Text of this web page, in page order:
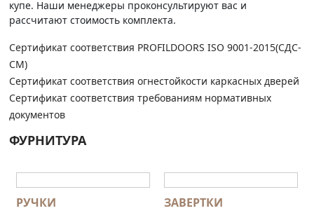
купе. Наши менеджеры проконсультируют вас и
рассчитают стоимость комплекта.
Сертификат соответствия PROFILDOORS ISO 9001-2015(СДС-
СМ)
Сертификат соответствия огнестойкости каркасных дверей
Сертификат соответствия требованиям нормативных
документов
ФУРНИТУРА
РУЧКИ ЗАВЕРТКИ